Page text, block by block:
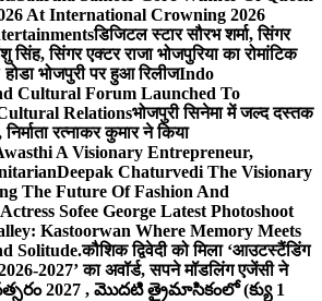
At International Crowning 2026
डिजिटल स्टार सौरभ शर्मा, सिंगर
सिंह, सिंगर एक्टर राजा भोजपुरिया का रोमांटिक
होडा भोजपुरी पर हुआ रिलीजIndo
Cultural Forum Launched To
Relationsभोजपुरी सिनेमा में जल्द दस्तक
रत्नाकर कुमार ने किया
A Visionary Entrepreneur,
Deepak Chaturvedi The Visionary
The Future Of Fashion And
Sofee George Latest Photoshoot
Kastoorwan Where Memory Meets
Solitude.कौशिक द्विवेदी को मिला ‘आउटस्टैंडिंग
2027’ का अवॉर्ड, सपने मॉडलिंग एजेंसी ने
2027 , మొదటి త్రైమాసికంలో (క్యు 1